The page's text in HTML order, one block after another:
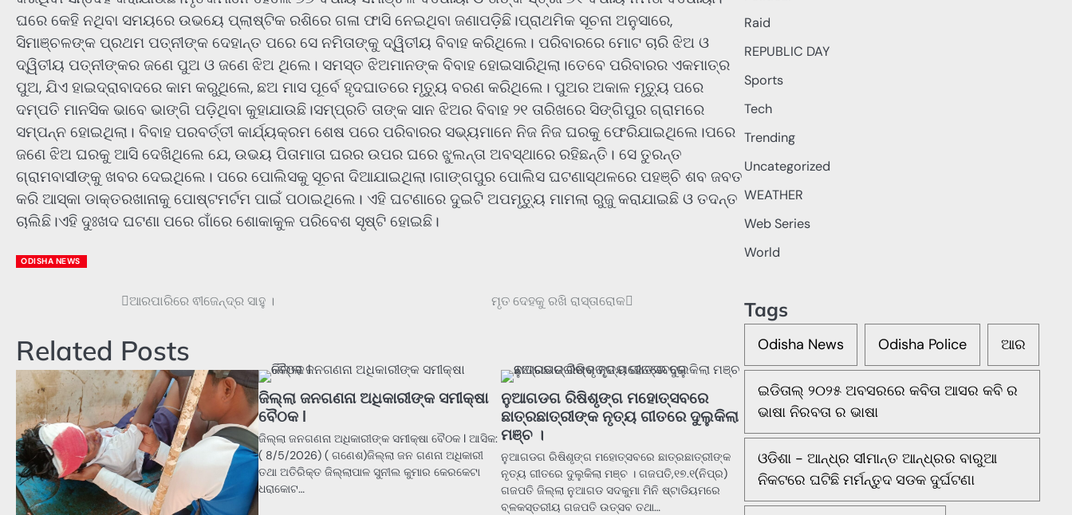
ଘରେ କେହି ନଥିବା ସମୟରେ ଉଭୟେ ପ୍ଲାଷ୍ଟିକ ରଶିରେ ଗଳା ଫାସି ନେଇଥିବା ଜଣାପଡ଼ିଛି।ପ୍ରାଥମିକ ସୂଚନା ଅନୁସାରେ,
ସିମାଞ୍ଚଳଙ୍କ ପ୍ରଥମ ପତ୍ନୀଙ୍କ ଦେହାନ୍ତ ପରେ ସେ ନମିତାଙ୍କୁ ଦ୍ୱିତୀୟ ବିବାହ କରିଥିଲେ। ପରିବାରରେ ମୋଟ ଚାରି ଝିଅ ଓ
ଦ୍ୱିତୀୟ ପତ୍ନୀଙ୍କର ଜଣେ ପୁଅ ଓ ଜଣେ ଝିଅ ଥିଲେ। ସମସ୍ତ ଝିଅମାନଙ୍କ ବିବାହ ହୋଇସାରିଥିଲା।ତେବେ ପରିବାରର ଏକମାତ୍ର
ପୁଅ, ଯିଏ ହାଇଦ୍ରାବାଦରେ କାମ କରୁଥିଲେ, ଛଅ ମାସ ପୂର୍ବେ ହୃଦଘାତରେ ମୃତ୍ୟୁ ବରଣ କରିଥିଲେ। ପୁଅର ଅକାଳ ମୃତ୍ୟୁ ପରେ
ଦମ୍ପତି ମାନସିକ ଭାବେ ଭାଙ୍ଗି ପଡ଼ିଥିବା କୁହାଯାଉଛି।ସମ୍ପ୍ରତି ତାଙ୍କ ସାନ ଝିଅର ବିବାହ ୨୧ ତାରିଖରେ ସିଙ୍ଗିପୁର ଗ୍ରାମରେ
ସମ୍ପନ୍ନ ହୋଇଥିଲା। ବିବାହ ପରବର୍ତ୍ତୀ କାର୍ଯ୍ୟକ୍ରମ ଶେଷ ପରେ ପରିବାରର ସଭ୍ୟମାନେ ନିଜ ନିଜ ଘରକୁ ଫେରିଯାଇଥିଲେ।ପରେ
ଜଣେ ଝିଅ ଘରକୁ ଆସି ଦେଖିଥିଲେ ଯେ, ଉଭୟ ପିତାମାତା ଘରର ଉପର ଘରେ ଝୁଲନ୍ତା ଅବସ୍ଥାରେ ରହିଛନ୍ତି। ସେ ତୁରନ୍ତ
ଗ୍ରାମବାସୀଙ୍କୁ ଖବର ଦେଇଥିଲେ। ପରେ ପୋଲିସକୁ ସୂଚନା ଦିଆଯାଇଥିଲା।ଗାଙ୍ଗପୁର ପୋଲିସ ଘଟଣାସ୍ଥଳରେ ପହଞ୍ଚି ଶବ ଜବତ
କରି ଆସ୍କା ଡାକ୍ତରଖାନାକୁ ପୋଷ୍ଟମର୍ଟମ ପାଇଁ ପଠାଇଥିଲେ। ଏହି ଘଟଣାରେ ଦୁଇଟି ଅପମୃତ୍ୟୁ ମାମଲା ରୁଜୁ କରାଯାଇଛି ଓ ତଦନ୍ତ
ଚାଲିଛି।ଏହି ଦୁଃଖଦ ଘଟଣା ପରେ ଗାଁରେ ଶୋକାକୁଳ ପରିବେଶ ସୃଷ୍ଟି ହୋଇଛି।
ODISHA NEWS
ଆରପାରିରେ ଵୀଜେନ୍ଦ୍ର ସାହୁ । ମୃତ ଦେହକୁ ରଖି ରାସ୍ତାରୋକ
Related Posts
ଜିଲ୍ଲା ଜନଗଣନା ଅଧିକାରୀଙ୍କ ସମୀକ୍ଷା
ବୈଠକ l
ଜିଲ୍ଲା ଜନଗଣନା ଅଧିକାରୀଙ୍କ ସମୀକ୍ଷା ବୈଠକ l ଆସିକ:
( 8/5/2026) ( ଗଣେଶ)ଜିଲ୍ଲା ଜନ ଗଣନା ଅଧିକାରୀ
ତଥା ଅତିରିକ୍ତ ଜିଲ୍ଲାପାଳ ସୁନୀଲ କୁମାର କେରକେଟା
ଧରାକୋଟ…
ନୁଆଗଡଗ ରିଷିଶୃଙ୍ଗ ମହୋତ୍ସବରେ
ଛାତ୍ରଛାତ୍ରୀଙ୍କ ନୃତ୍ୟ ଗୀତରେ ଦୁଲୁକିଲା
ମଞ୍ଚ ।
ନୁଆଗଡଗ ରିଷିଶୃଙ୍ଗ ମହୋତ୍ସବରେ ଛାତ୍ରଛାତ୍ରୀଙ୍କ
ନୃତ୍ୟ ଗୀତରେ ଦୁଲୁକିଲା ମଞ୍ଚ । ଗଜପତି,୧୭.୧(ନିପ୍ର)
ଗଜପତି ଜିଲ୍ଲା ନୁଆଗଡ ସଦକୁମା ମିନି ଷ୍ଟାଡିୟମରେ
ବ୍ଳକସ୍ତରୀୟ ଗଜପତି ଉତ୍ସବ ତଥା…
Raid
REPUBLIC DAY
Sports
Tech
Trending
Uncategorized
WEATHER
Web Series
World
Tags
Odisha News Odisha Police ଆର
ଇଡିତାଲ୍ ୨୦୨୫ ଅବସରରେ କବିତା ଆସର କବି ର
ଭାଷା ନିରବତା ର ଭାଷା
ଓଡିଶା - ଆନ୍ଧ୍ର ସୀମାନ୍ତ ଆନ୍ଧ୍ରର ବାରୁଆ
ନିକଟରେ ଘଟିଛି ମର୍ମନ୍ତୁଦ ସଡକ ଦୁର୍ଘଟଣା